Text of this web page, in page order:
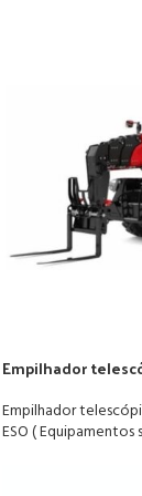
Empilhador
Empilhador
ESO (